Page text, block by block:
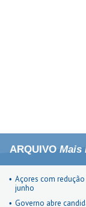
ARQUIVO Mais
Açores com
junho
Governo abre